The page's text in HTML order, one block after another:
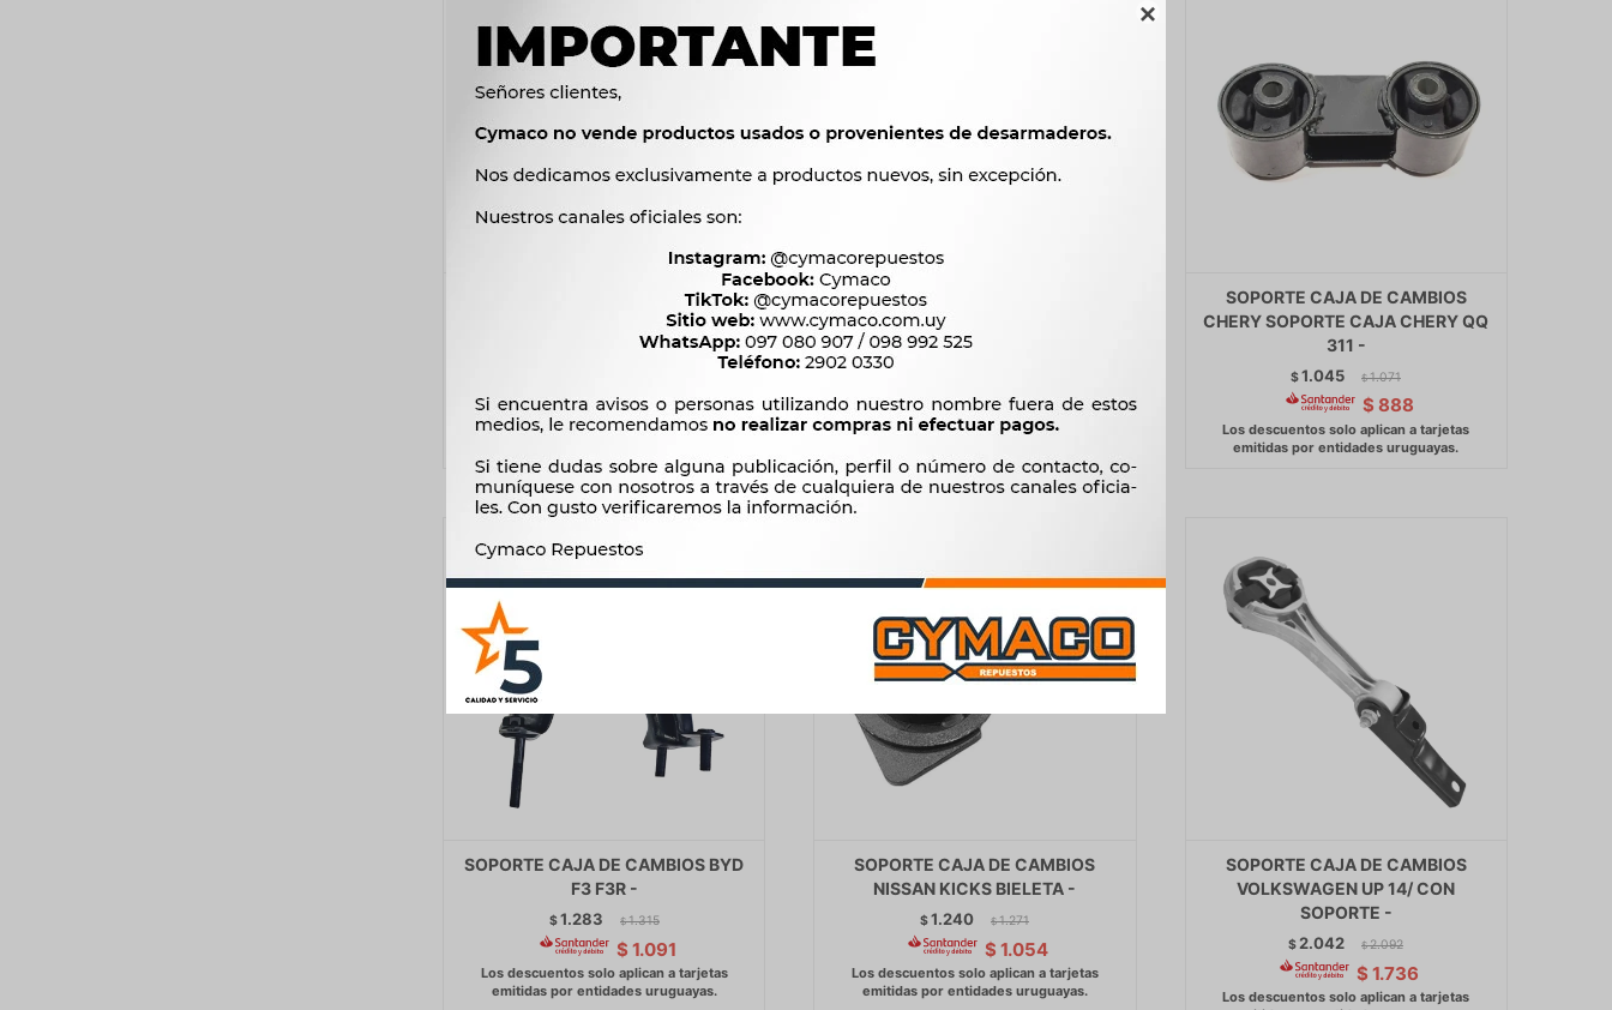

SOPORTE CAJA DE CAMBIOS
CITROEN - PEUGEOT AMI8 3CV -
1.038
SOPORTE CAJA DE CAMBIOS LIFAN
SOPORTE CAJA CAMBIOS LIFAN
320 ( FUNDICIÑN) -
$1.034
SOPORTE CAJA DE CAMBIOS
CHERY SOPORTE CAJA CHERY QQ
311 -
$1.045 $ 1.071
$ 888
SOPORTE CAJA DE CAMBIOS BYD
F3 F3R -
$1.283 $ 1.315
$ 1.091
SOPORTE CAJA DE CAMBIOS
NISSAN KICKS BIELETA -
$1.240 $ 1.271
$ 1.054
SOPORTE CAJA DE CAMBIOS
VOLKSWAGEN UP 14/ CON
SOPORTE -
$ 2.042 $ 2.092
$ 1.736